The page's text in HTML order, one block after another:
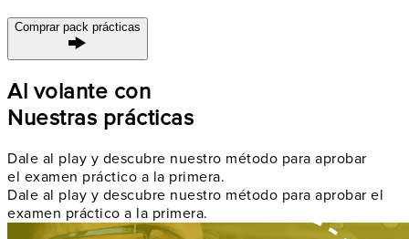
Comprar pack prácticas
Al volante con
Nuestras prácticas
Dale al play y descubre nuestro método para aprobar
el examen práctico a la primera.
Dale al play y descubre nuestro método para aprobar el
examen práctico a la primera.